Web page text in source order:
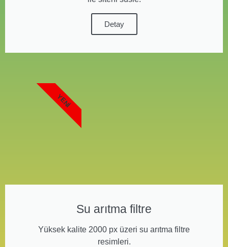
Detay
Su arıtma filtre
Yüksek kalite 2000 px üzeri su arıtma filtre
resimleri.
YENI